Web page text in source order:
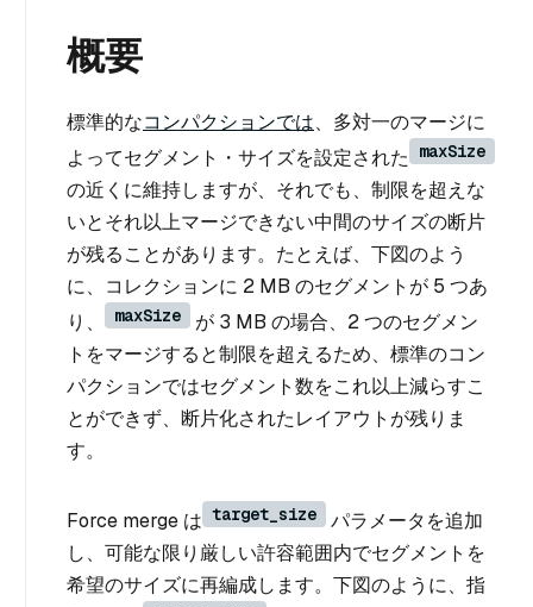
概要
標準的なコンパクションでは、多対一のマージに
よってセグメント・サイズを設定された
maxSize
の近くに維持しますが、それでも、制限を超えな
いとそれ以上マージできない中間のサイズの断片
が残ることがあります。たとえば、下図のよう
に、コレクションに 2 MB のセグメントが 5 つあ
り、
maxSize
が 3 MB の場合、2 つのセグメン
トをマージすると制限を超えるため、標準のコン
パクションではセグメント数をこれ以上減らすこ
とができず、断片化されたレイアウトが残りま
す。
Force merge は target_size
パラメータを追加
し、可能な限り厳しい許容範囲内でセグメントを
希望のサイズに再編成します。下図のように、指